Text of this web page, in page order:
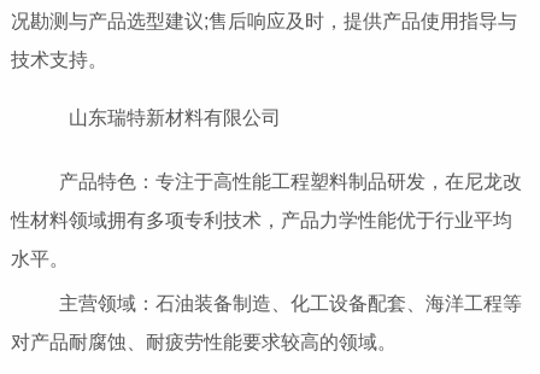
况勘测与产品选型建议;售后响应及时，提供产品使用指导与
技术支持。
山东瑞特新材料有限公司
产品特色：专注于高性能工程塑料制品研发，在尼龙改
性材料领域拥有多项专利技术，产品力学性能优于行业平均
水平。
主营领域：石油装备制造、化工设备配套、海洋工程等
对产品耐腐蚀、耐疲劳性能要求较高的领域。